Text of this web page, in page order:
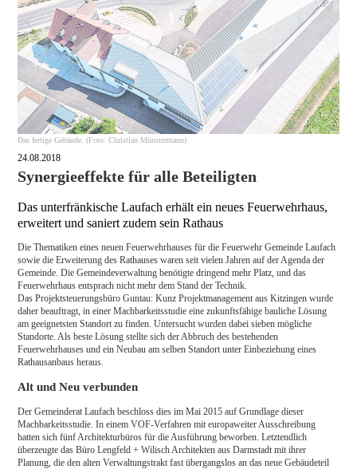
Das fertige Gebäude. (Foto: Christian Münstermann)
24.08.2018
Synergieeffekte für alle Beteiligten
Das unterfränkische Laufach erhält ein neues Feuerwehrhaus,
erweitert und saniert zudem sein Rathaus
Die Thematiken eines neuen Feuerwehrhauses für die Feuerwehr Gemeinde Laufach
sowie die Erweiterung des Rathauses waren seit vielen Jahren auf der Agenda der
Gemeinde. Die Gemeindeverwaltung benötigte dringend mehr Platz, und das
Feuerwehrhaus entsprach nicht mehr dem Stand der Technik.
Das Projektsteuerungsbüro Guntau: Kunz Projektmanagement aus Kitzingen wurde
daher beauftragt, in einer Machbarkeitsstudie eine zukunftsfähige bauliche Lösung
am geeignetsten Standort zu finden. Untersucht wurden dabei sieben mögliche
Standorte. Als beste Lösung stellte sich der Abbruch des bestehenden
Feuerwehrhauses und ein Neubau am selben Standort unter Einbeziehung eines
Rathausanbaus heraus.
Alt und Neu verbunden
Der Gemeinderat Laufach beschloss dies im Mai 2015 auf Grundlage dieser
Machbarkeitsstudie. In einem VOF-Verfahren mit europaweiter Ausschreibung
hatten sich fünf Architekturbüros für die Ausführung beworben. Letztendlich
überzeugte das Büro Lengfeld + Wilisch Architekten aus Darmstadt mit ihrer
Planung, die den alten Verwaltungstrakt fast übergangslos an das neue Gebäudeteil